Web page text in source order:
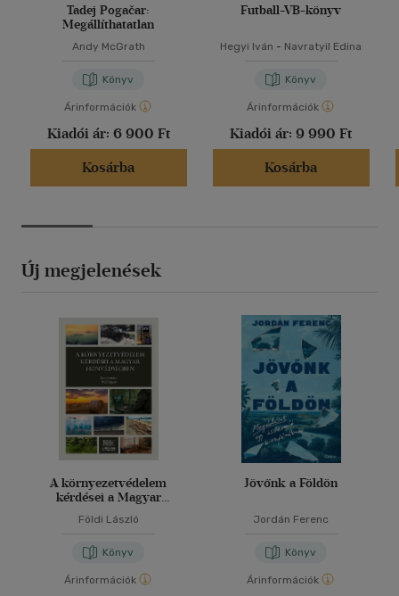
Tadej Pogačar:
Megállíthatatlan
Andy McGrath
Könyv
Árinformációk
Kiadói ár: 6 900 Ft
Kosárba
Futball-VB-könyv
Hegyi Iván - Navratyil Edina
Könyv
Árinformációk
Kiadói ár: 9 990 Ft
Kosárba
Új megjelenések
A környezetvédelem
kérdései a Magyar
Földi László
Könyv
Árinformációk
Jövőnk a Földön
Jordán Ferenc
Könyv
Árinformációk